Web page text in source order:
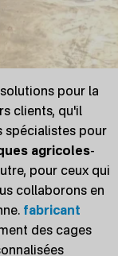
pour la
clients, qu'il
spécialistes pour
agricoles-
pour ceux qui
collaborons en
fabricant
des cages